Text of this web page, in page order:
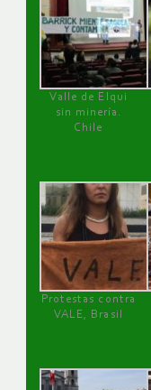
Valle de Elqui
sin minería.
Chile
Protestas contra
VALE, Brasil